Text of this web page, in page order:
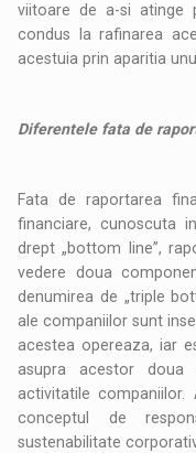
viitoare de a-si atinge
condus la rafinarea
acestuia prin aparitia
Diferentele fata de
Fata de raportarea
financiare, cunoscuta
drept „bottom line”,
vedere doua
denumirea de „triple
ale companiilor sunt
acestea opereaza, iar
asupra acestor doua
activitatile
conceptul de
sustenabilitate